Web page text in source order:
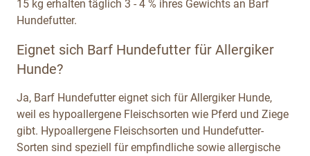
15 kg erhalten täglich 3 - 4 % ihres Gewichts an Barf
Hundefutter.
Eignet sich Barf Hundefutter für Allergiker
Hunde?
Ja, Barf Hundefutter eignet sich für Allergiker Hunde,
weil es hypoallergene Fleischsorten wie Pferd und Ziege
gibt. Hypoallergene Fleischsorten und Hundefutter-
Sorten sind speziell für empfindliche sowie allergische